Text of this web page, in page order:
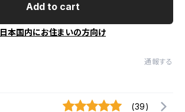
Add to cart
日本国内にお住まいの方向け
通報する
(39)